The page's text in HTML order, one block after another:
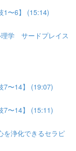
1〜6】 (15:14)
学 サードプレイス
〜14】 (19:07)
〜14】 (15:11)
浄化できるセラピ